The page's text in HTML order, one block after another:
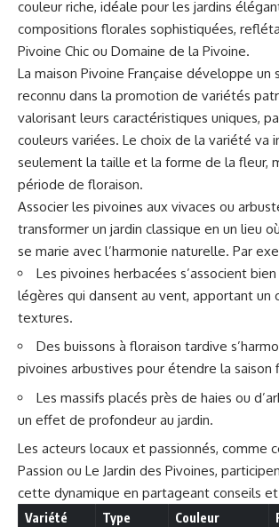
couleur riche, idéale pour les jardins
compositions florales sophistiquées,
Pivoine Chic ou Domaine de la Pivoine.
La maison Pivoine Française développe un
reconnu dans la promotion de variétés
valorisant leurs caractéristiques uniques,
couleurs variées. Le choix de la variété va
seulement la taille et la forme de la fleur,
période de floraison.
Associer les pivoines aux vivaces ou
transformer un jardin classique en un lieu
se marie avec l’harmonie naturelle. Par
Les pivoines herbacées s’associent
légères qui dansent au vent, apportant un
textures.
Des buissons à floraison tardive
pivoines arbustives pour étendre la saison
Les massifs placés près de haies ou
un effet de profondeur au jardin.
Les acteurs locaux et passionnés, comme
Passion ou Le Jardin des Pivoines,
cette dynamique en partageant conseils
Variété Type Couleur